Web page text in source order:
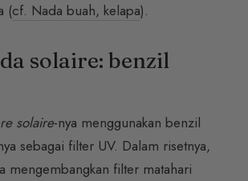
(cf. Nada buah, kelapa).
solaire: benzil
solaire-nya menggunakan benzil
sebagai filter UV. Dalam risetnya,
mengembangkan filter matahari